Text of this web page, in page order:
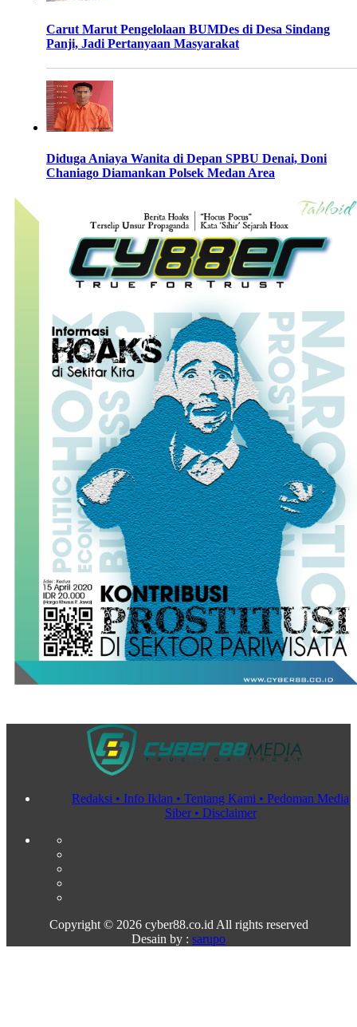
Carut Marut Pengelolaan BUMDes di Desa Sindang
Panji, Jadi Pertanyaan Masyarakat
Diduga Aniaya Wanita di Depan SPBU Denai, Doni
Chaniago Diamankan Polsek Medan Area
Redaksi • Info Iklan • Tentang Kami • Pedoman Media
Siber • Disclaimer
Copyright © 2026 cyber88.co.id All rights reserved
Desain by : sarupo